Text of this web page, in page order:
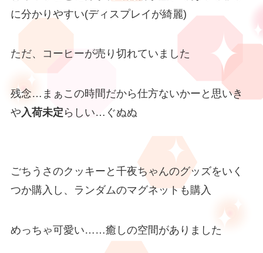
に分かりやすい(ディスプレイが綺麗)
ただ、コーヒーが売り切れていました
残念…まぁこの時間だから仕方ないかーと思いき
や入荷未定 らしい…ぐぬぬ
ごちうさのクッキーと千夜ちゃんのグッズをいく
つか購入し、ランダムのマグネットも購入
めっちゃ可愛い……癒しの空間がありました